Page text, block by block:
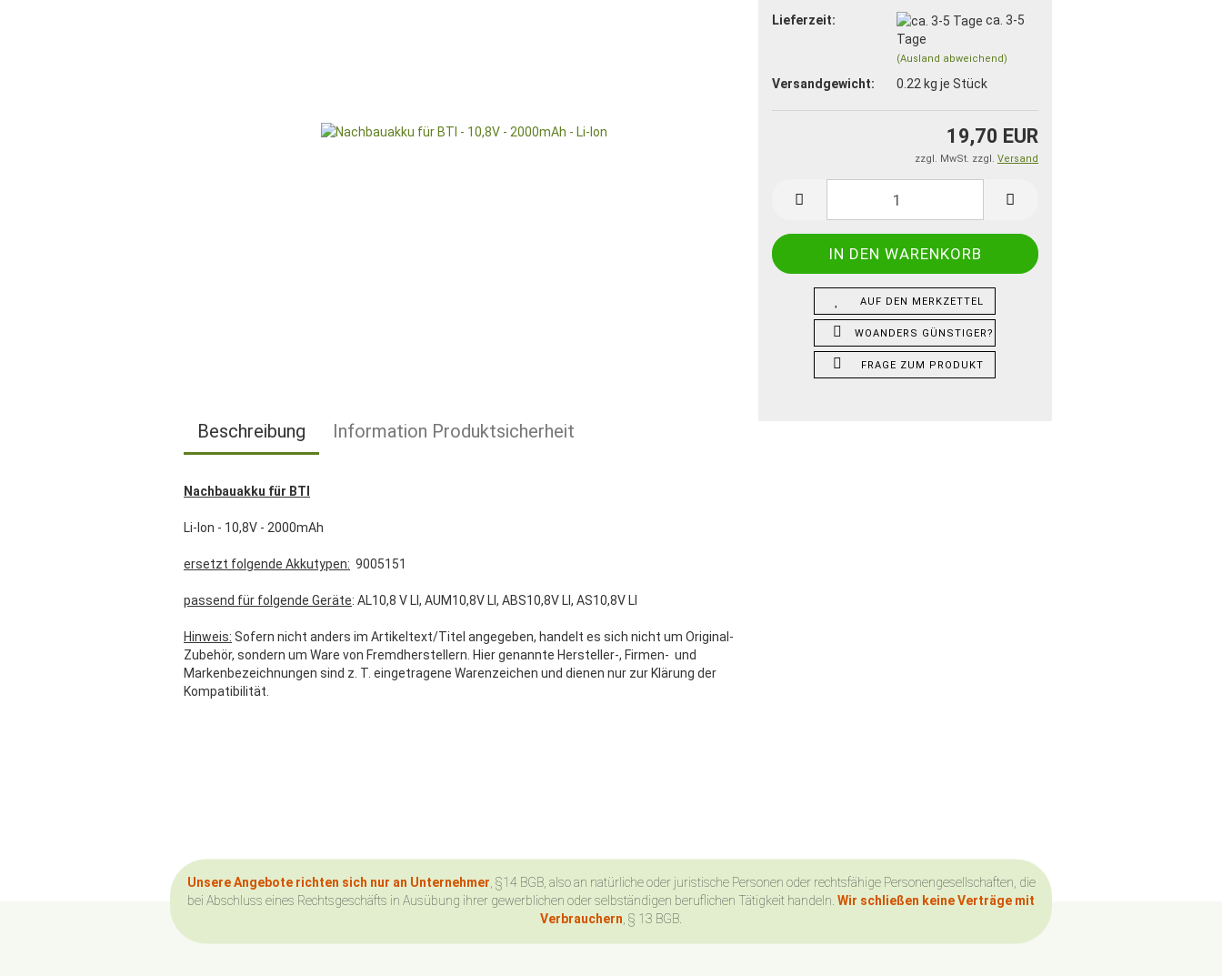
Lieferzeit:
ca. 3-5
Tage
(Ausland abweichend)
Versandgewicht: 0.22 kg je Stück
19,70 EUR
zzgl. MwSt. zzgl. Versand
AUF DEN MERKZETTEL
WOANDERS GÜNSTIGER?
FRAGE ZUM PRODUKT
Beschreibung Information Produktsicherheit
Nachbauakku für BTI
Li-Ion - 10,8V - 2000mAh
ersetzt folgende Akkutypen: 9005151
passend für folgende Geräte: AL10,8 V LI, AUM10,8V LI, ABS10,8V LI, AS10,8V LI
Hinweis: Sofern nicht anders im Artikeltext/Titel angegeben, handelt es sich nicht um Original-
Zubehör, sondern um Ware von Fremdherstellern. Hier genannte Hersteller-, Firmen- und
Markenbezeichnungen sind z. T. eingetragene Warenzeichen und dienen nur zur Klärung der
Kompatibilität.
Unsere Angebote richten sich nur an Unternehmer , §14 BGB, also an natürliche oder juristische Personen oder rechtsfähige Personengesellschaften, die
bei Abschluss eines Rechtsgeschäfts in Ausübung ihrer gewerblichen oder selbständigen beruflichen Tätigkeit handeln. Wir schließen keine Verträge mit
Verbrauchern , § 13 BGB.